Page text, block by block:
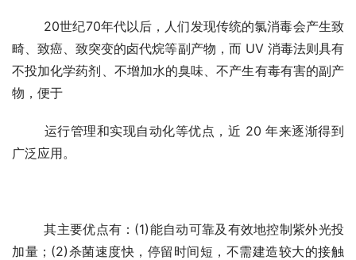
畸、致癌、致突变的卤代烷等副产物，而 UV 消毒法则具有
不投加化学药剂、不增加水的臭味、不产生有毒有害的副产
物，便于
广泛应用。
	其主要优点有：(1)能自动可靠及有效地控制紫外光投
加量；(2)杀菌速度快，停留时间短，不需建造较大的接触